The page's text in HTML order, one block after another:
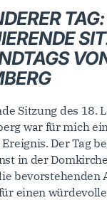
TAG:
Sitzung des 18.
war für mich
Der Tag
in der
bevorstehenden
einen